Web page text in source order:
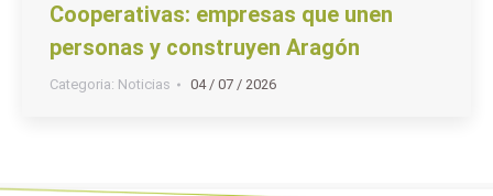
Cooperativas: empresas que unen
personas y construyen Aragón
Categoria: Noticias 04 / 07 / 2026